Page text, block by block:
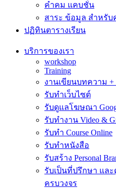
คำคม แคบชั่น
สาระ ข้อมูล สำหรับ
ปฏิทินตารางเรียน
บริการของเรา
workshop
Training
งานเขียนบทความ +
รับทำเว็บไซต์
รับดูแลโฆษณา
รับทำงาน Video &
รับทำ Course Online
รับทำหนังสือ
รับสร้าง Personal
รับเป็นที่ปรึกษา แล
ครบวงจร